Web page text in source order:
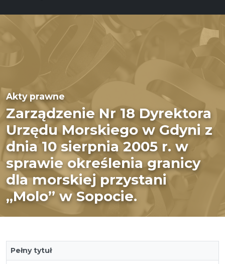
Akty prawne
Zarządzenie Nr 18 Dyrektora
Urzędu Morskiego w Gdyni z
dnia 10 sierpnia 2005 r. w
sprawie określenia granicy
dla morskiej przystani
„Molo” w Sopocie.
Pełny tytuł